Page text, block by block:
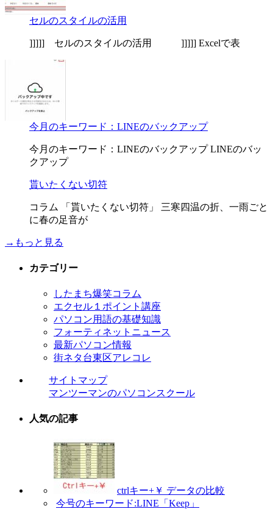
セルのスタイルの活用
]]]]] セルのスタイルの活用 ]]]]] Excelで表
今月のキーワード：LINEのバックアップ
今月のキーワード：LINEのバックアップ LINEのバッ
クアップ
貰いたくない切符
コラム 「貰いたくない切符」 三寒四温の折、一雨ごと
に春の足音が
→もっと見る
カテゴリー
したまち爆笑コラム
エクセル１ポイント講座
パソコン用語の基礎知識
フォーティネットニュース
最新パソコン情報
街ネタ台東区アレコレ
サイトマップ
マンツーマンのパソコンスクール
人気の記事
ctrlキー+￥ データの比較
今号のキーワード:LINE「Keep」